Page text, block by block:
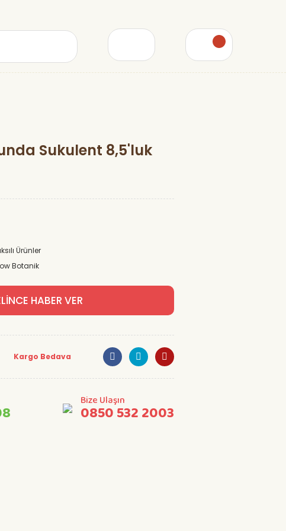
Sukulent 8,5'luk
Ürünler
Botanik
HABER VER
Kargo Bedava
Bize Ulaşın
0850 532 2003